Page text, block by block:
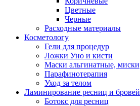
Цветные
Черные
Расходные материалы
Косметологу
Гели для процедур
Ложки Уно и кисти
Маски альгинатные, миски
Парафинотерапия
Уход за телом
Ламинирование ресниц и бровей
Ботокс для ресниц